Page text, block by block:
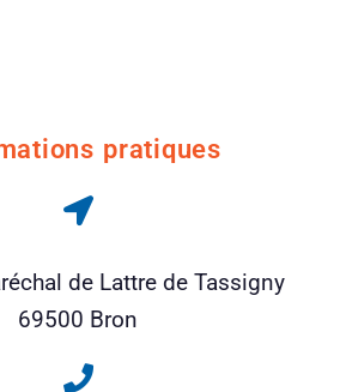
pratiques
de Lattre de Tassigny
69500 Bron